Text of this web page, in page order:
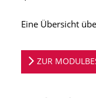
Eine Übersicht
ZUR